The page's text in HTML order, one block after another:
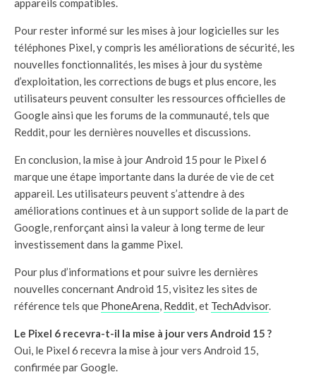
appareils compatibles.
Pour rester informé sur les mises à jour logicielles sur les
téléphones Pixel, y compris les améliorations de sécurité, les
nouvelles fonctionnalités, les mises à jour du système
d’exploitation, les corrections de bugs et plus encore, les
utilisateurs peuvent consulter les ressources officielles de
Google ainsi que les forums de la communauté, tels que
Reddit, pour les dernières nouvelles et discussions.
En conclusion, la mise à jour Android 15 pour le Pixel 6
marque une étape importante dans la durée de vie de cet
appareil. Les utilisateurs peuvent s’attendre à des
améliorations continues et à un support solide de la part de
Google, renforçant ainsi la valeur à long terme de leur
investissement dans la gamme Pixel.
Pour plus d’informations et pour suivre les dernières
nouvelles concernant Android 15, visitez les sites de
référence tels que PhoneArena, Reddit, et TechAdvisor.
Le Pixel 6 recevra-t-il la mise à jour vers Android 15 ?
Oui, le Pixel 6 recevra la mise à jour vers Android 15,
confirmée par Google.